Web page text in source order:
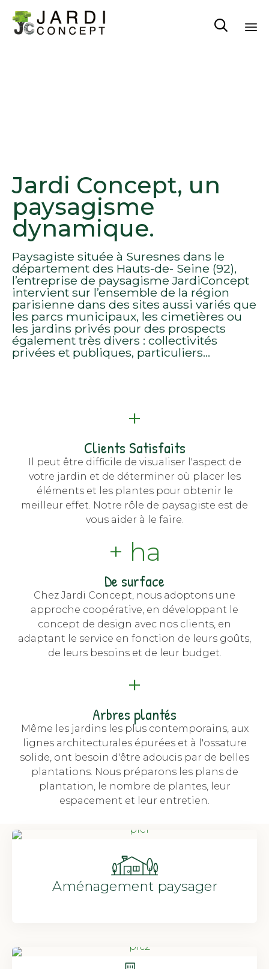

Jardi Concept, un
paysagisme
dynamique.
Paysagiste située à Suresnes dans le
département des Hauts-de- Seine (92),
l’entreprise de paysagisme JardiConcept
intervient sur l’ensemble de la région
parisienne dans des sites aussi variés que
les parcs municipaux, les cimetières ou
les jardins privés pour des prospects
également très divers : collectivités
privées et publiques, particuliers...
+
Clients Satisfaits
Il peut être difficile de visualiser l'aspect de
votre jardin et de déterminer où placer les
éléments et les plantes pour obtenir le
meilleur effet. Notre rôle de paysagiste est de
vous aider à le faire.
+ ha
De surface
Chez Jardi Concept, nous adoptons une
approche coopérative, en développant le
concept de design avec nos clients, en
adaptant le service en fonction de leurs goûts,
de leurs besoins et de leur budget.
+
Arbres plantés
Même les jardins les plus contemporains, aux
lignes architecturales épurées et à l'ossature
solide, ont besoin d'être adoucis par de belles
plantations. Nous préparons les plans de
plantation, le nombre de plantes, leur
espacement et leur entretien.
Aménagement paysager